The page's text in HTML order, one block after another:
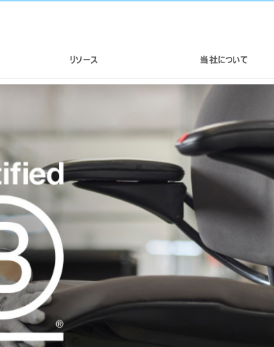
リソース 当社について